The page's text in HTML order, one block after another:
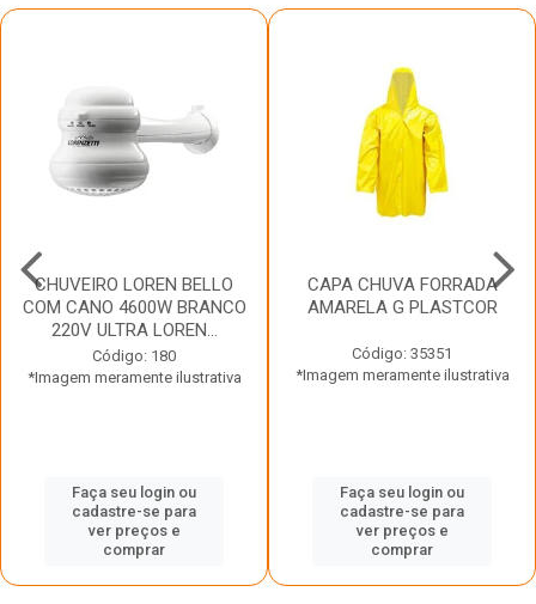
CHUVEIRO LOREN BELLO
COM CANO 4600W BRANCO
220V ULTRA LOREN...
Código: 180
*Imagem meramente ilustrativa
Faça seu login ou
cadastre-se para
ver preços e
comprar
CAPA CHUVA FORRADA
AMARELA G PLASTCOR
Código: 35351
*Imagem meramente ilustrativa
Faça seu login ou
cadastre-se para
ver preços e
comprar